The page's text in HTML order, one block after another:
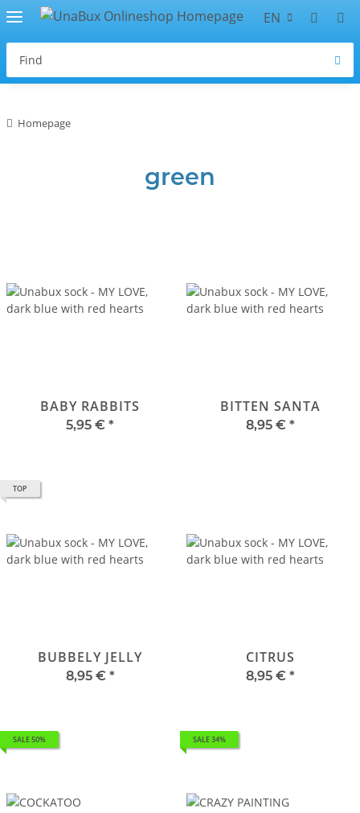
EN
Homepage
green
BABY RABBITS
5,95 € *
BITTEN SANTA
8,95 € *
TOP
BUBBELY JELLY
8,95 € *
CITRUS
8,95 € *
SALE 50% SALE 34%